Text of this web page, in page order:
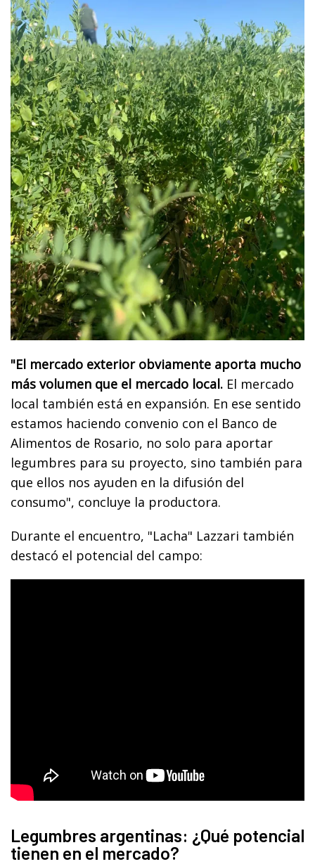
"El mercado exterior obviamente aporta mucho
más volumen que el mercado local. El mercado
local también está en expansión. En ese sentido
estamos haciendo convenio con el Banco de
Alimentos de Rosario, no solo para aportar
legumbres para su proyecto, sino también para
que ellos nos ayuden en la difusión del
consumo", concluye la productora.
Durante el encuentro, "Lacha" Lazzari también
destacó el potencial del campo:
Legumbres argentinas: ¿Qué potencial
tienen en el mercado?